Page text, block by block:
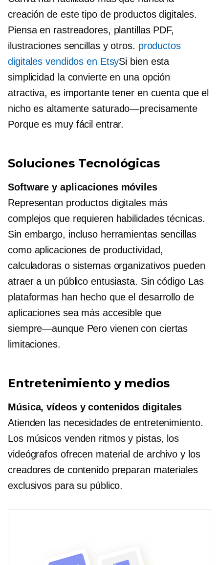
creación de este tipo de productos digitales.
Piensa en rastreadores, plantillas PDF,
ilustraciones sencillas y otros. productos
digitales vendidos en EtsySi bien esta
simplicidad la convierte en una opción
atractiva, es importante tener en cuenta que el
nicho es altamentesaturado—precisamente
Porque es muy fácil entrar.
Soluciones Tecnológicas
Software y aplicaciones móviles
Representan productos digitales más
complejos que requieren habilidades técnicas.
Sin embargo, incluso herramientas sencillas
como aplicaciones de productividad,
calculadoras o sistemas organizativos pueden
atraer a un público entusiasta. Sin códigoLas
plataformas han hecho que el desarrollo de
aplicaciones sea más accesible que
siempre—aunquePero vienen con ciertas
limitaciones.
Entretenimiento y medios
Música, vídeos y contenidos digitales
Atienden las necesidades de entretenimiento.
Los músicos venden ritmos y pistas, los
videógrafos ofrecen material de archivo y los
creadores de contenido preparan materiales
exclusivos para su público.